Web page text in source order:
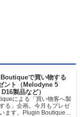
で買い物する
ント（Melodyne 5
製品など）
による「買い物客へ製
る」企画。今月もプレゼ
ます。Plugin Boutiqueで